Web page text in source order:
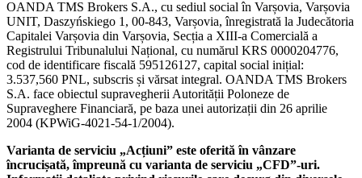
OANDA TMS Brokers S.A., cu sediul social în Varșovia, Varșovia
UNIT, Daszyńskiego 1, 00-843, Varșovia, înregistrată la Judecătoria
Capitalei Varșovia din Varșovia, Secția a XIII-a Comercială a
Registrului Tribunalului Național, cu numărul KRS 0000204776,
cod de identificare fiscală 595126127, capital social inițial:
3.537,560 PNL, subscris și vărsat integral. OANDA TMS Brokers
S.A. face obiectul supravegherii Autorității Poloneze de
Supraveghere Financiară, pe baza unei autorizații din 26 aprilie
2004 (KPWiG-4021-54-1/2004).
Varianta de serviciu „Acțiuni” este oferită în vânzare
încrucișată, împreună cu varianta de serviciu „CFD”-uri.